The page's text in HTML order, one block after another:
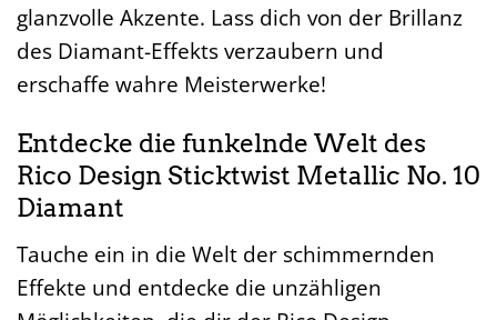
glanzvolle Akzente. Lass dich von der Brillanz
des Diamant-Effekts verzaubern und
erschaffe wahre Meisterwerke!
Entdecke die funkelnde Welt des
Rico Design Sticktwist Metallic No. 10
Diamant
Tauche ein in die Welt der schimmernden
Effekte und entdecke die unzähligen